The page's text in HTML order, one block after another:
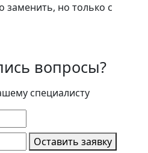
но только с
вопросы?
специалисту
Оставить заявку